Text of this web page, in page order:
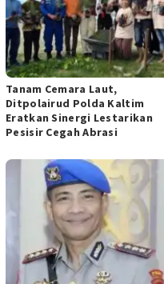
Tanam Cemara Laut,
Ditpolairud Polda Kaltim
Eratkan Sinergi Lestarikan
Pesisir Cegah Abrasi